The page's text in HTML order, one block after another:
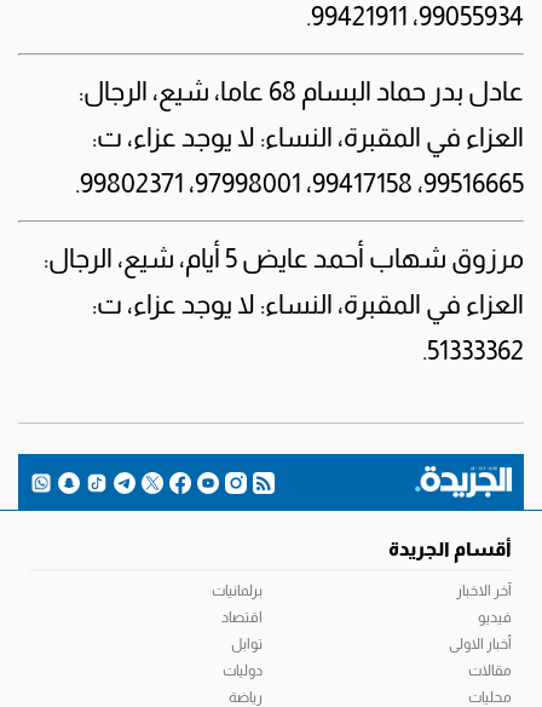
99055934، 99421911.
عادل بدر حماد البسام 68 عاما، شيع، الرجال:
العزاء في المقبرة، النساء: لا يوجد عزاء، ت:
99516665، 99417158، 97998001، 99802371.
مرزوق شهاب أحمد عايض 5 أيام، شيع، الرجال:
العزاء في المقبرة، النساء: لا يوجد عزاء، ت:
51333362.
أقسام الجريدة
آخر الاخبار
فيديو
أخبار الاولى
مقالات
محليات
برلمانيات
اقتصاد
توابل
دوليات
رياضة